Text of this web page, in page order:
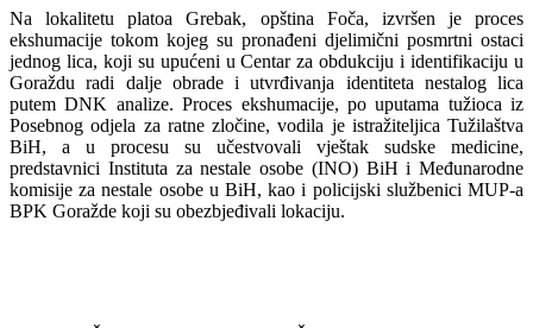
Na lokalitetu platoa Grebak, opština Foča, izvršen je proces
ekshumacije tokom kojeg su pronađeni djelimični posmrtni ostaci
jednog lica, koji su upućeni u Centar za obdukciju i identifikaciju u
Goraždu radi dalje obrade i utvrđivanja identiteta nestalog lica
putem DNK analize. Proces ekshumacije, po uputama tužioca iz
Posebnog odjela za ratne zločine, vodila je istražiteljica Tužilaštva
BiH, a u procesu su učestvovali vještak sudske medicine,
predstavnici Instituta za nestale osobe (INO) BiH i Međunarodne
komisije za nestale osobe u BiH, kao i policijski službenici MUP-a
BPK Goražde koji su obezbjeđivali lokaciju.